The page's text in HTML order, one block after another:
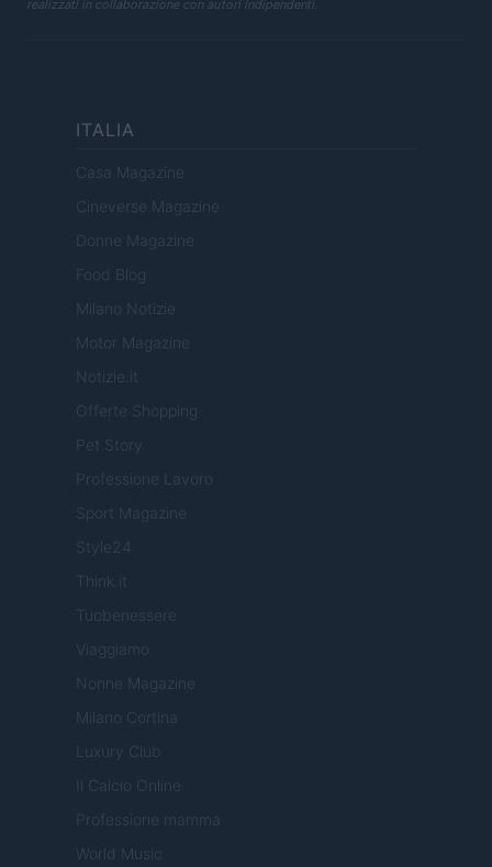
realizzati in collaborazione con autori indipendenti.
ITALIA
Casa Magazine
Cineverse Magazine
Donne Magazine
Food Blog
Milano Notizie
Motor Magazine
Notizie.it
Offerte Shopping
Pet Story
Professione Lavoro
Sport Magazine
Style24
Think.it
Tuobenessere
Viaggiamo
Nonne Magazine
Milano Cortina
Luxury Club
Il Calcio Online
Professione mamma
World Music